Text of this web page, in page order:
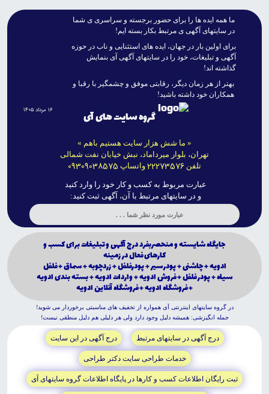
ما همه ايده ها را براى حضور برجسته و سراسرى ى شما
در سايتهاى آگهى ى مرتبط بکار بسته ايم!
براى اولين بار در جهان، ايده هاى استثنايى و ناب در حوزه
آگهى و تبليغات، خود را در سايتهاى آگهى آى بنمايش
گذاشته اند!
بهتر از هر زمان ديگر، رقابتى موفق و چشمگير با رقبا و
همکاران خود داشته باشيد!
گروه سایت های آی
« ما شش هزار سایت هستیم باهم »
تهران، بلوار میرداماد، نبش خیابان نفت شمالی
تلفن 22273576 واتساپ 09309038575
۱۶ مرداد ۱۴۰۵
عبارت مربوط به کسب و کار خود را وارد کنید
و در سایتهای مرتبط با آن، آگهی ثبت کنید:
جايگاه شايسته و منحصربفرد درج آگهى و تبليغات براى كسب و
كارهاى فعال در زمينه
ادويه + چاشنى + پودرسير + پودرفلفل + زردچوبه + سماق + فلفل
سياه + پودر فلفل + فروش ادويه + واردات ادويه + بسته بندى ادويه
+ فروشگاه ادويه + فروشگاه آنلاين ادويه
در گروه سايتهاى اينترنتى آى همواره از تخفيف هاى مناسبتى برخوردار مى شويد!
جمله انگيزشى: هميشه دليل وجود دارد ولى هر دليلى هم دليل منطقى نيست!
درج آگهى در سايتهاى مرتبط درج آگهى در اين سايت
خدمات طراحى سايت دکتر طراحى
ثبت رايگان اطلاعات کسب و کارها در پايگاه اطلاعات گروه سايتهاى آى